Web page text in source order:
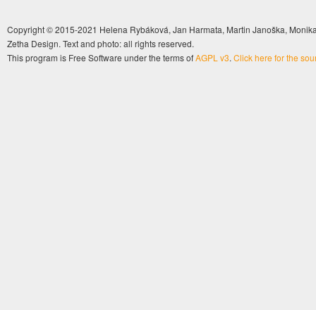
Copyright © 2015-2021 Helena Rybáková, Jan Harmata, Martin Janoška,
Zetha Design. Text and photo: all rights reserved.
This program is Free Software under the terms ofAGPL v3. Click here for the